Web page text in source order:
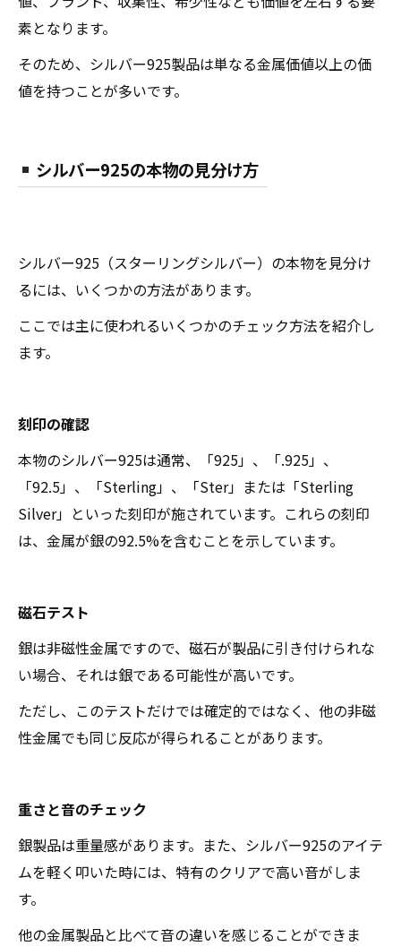
素となります。
そのため、シルバー925製品は単なる金属価値以上の価
値を持つことが多いです。
シルバー925の本物の見分け方
シルバー925（スターリングシルバー）の本物を見分け
るには、いくつかの方法があります。
ここでは主に使われるいくつかのチェック方法を紹介し
ます。
刻印の確認
本物のシルバー925は通常、「925」、「.925」、
「92.5」、「Sterling」、「Ster」または「Sterling
Silver」といった刻印が施されています。これらの刻印
は、金属が銀の92.5%を含むことを示しています。
磁石テスト
銀は非磁性金属ですので、磁石が製品に引き付けられな
い場合、それは銀である可能性が高いです。
ただし、このテストだけでは確定的ではなく、他の非磁
性金属でも同じ反応が得られることがあります。
重さと音のチェック
銀製品は重量感があります。また、シルバー925のアイテ
ムを軽く叩いた時には、特有のクリアで高い音がしま
す。
他の金属製品と比べて音の違いを感じることができま